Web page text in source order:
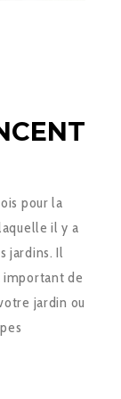
pour la
il y a
jardins. Il
important de
jardin ou